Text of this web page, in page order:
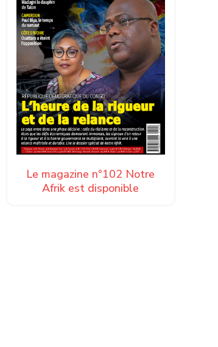
Le magazine n°102 Notre
Afrik est disponible